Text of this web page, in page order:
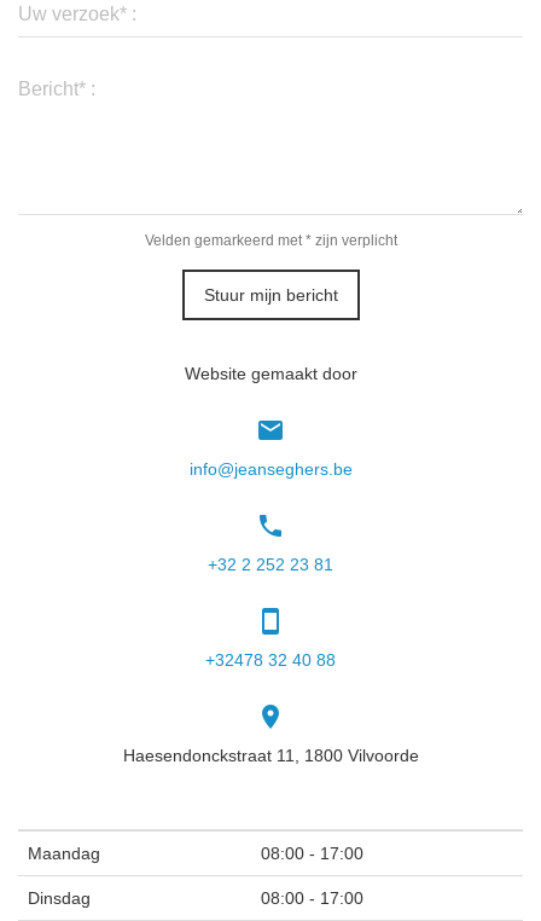
Uw verzoek* :
Bericht* :
Velden gemarkeerd met * zijn verplicht
Stuur mijn bericht
Website gemaakt door
email
info@jeanseghers.be
phone
+32 2 252 23 81
smartphone
+32478 32 40 88
place
Haesendonckstraat 11, 1800 Vilvoorde
Maandag 08:00 - 17:00
Dinsdag 08:00 - 17:00